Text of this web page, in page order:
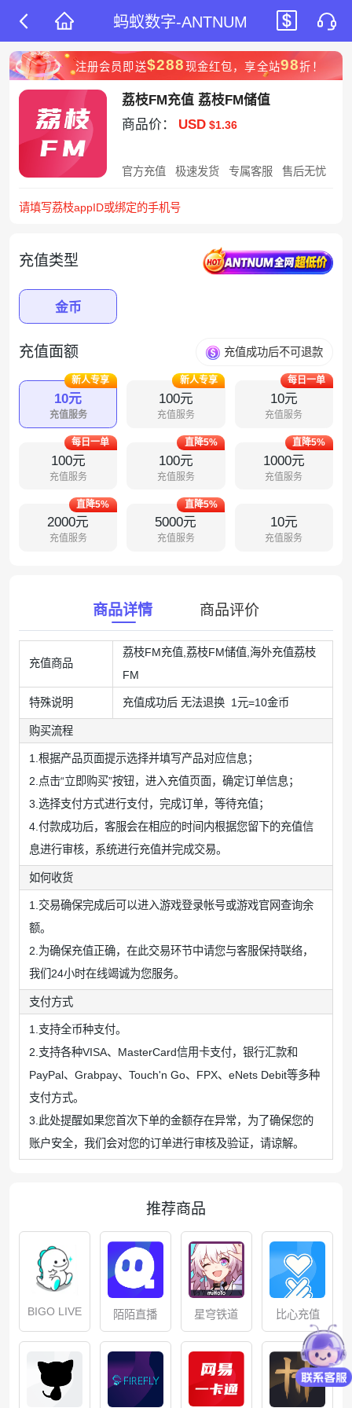
蚂蚁数字-ANTNUM
注册会员即送$288现金红包，享全站98折！
荔枝FM充值 荔枝FM储值
商品价：
USD $1.36
官方充值 极速发货 专属客服 售后无忧
请填写荔枝appID或绑定的手机号
充值类型
金币
充值面额 充值成功后不可退款
10元
新人专享
充值服务
100元
新人专享
充值服务
10元
每日一单
充值服务
100元
每日一单
充值服务
100元
直降5%
充值服务
1000元
直降5%
充值服务
2000元
直降5%
充值服务
5000元
直降5%
充值服务
10元
充值服务
商品详情 商品评价
充值商品
荔枝FM充值,荔枝FM储值,海外充值荔枝
FM
特殊说明 充值成功后 无法退换 1元=10金币
购买流程
1.根据产品页面提示选择并填写产品对应信息；
2.点击“立即购买”按钮，进入充值页面，确定订单信息；
3.选择支付方式进行支付，完成订单，等待充值；
4.付款成功后，客服会在相应的时间内根据您留下的充值信
息进行审核，系统进行充值并完成交易。
如何收货
1.交易确保完成后可以进入游戏登录帐号或游戏官网查询余
额。
2.为确保充值正确，在此交易环节中请您与客服保持联络，
我们24小时在线竭诚为您服务。
支付方式
1.支持全币种支付。
2.支持各种VISA、MasterCard信用卡支付，银行汇款和
PayPal、Grabpay、Touch'n Go、FPX、eNets Debit等多种
支付方式。
3.此处提醒如果您首次下单的金额存在异常，为了确保您的
账户安全，我们会对您的订单进行审核及验证，请谅解。
推荐商品
BIGO LIVE 陌陌直播 星穹铁道 比心充值